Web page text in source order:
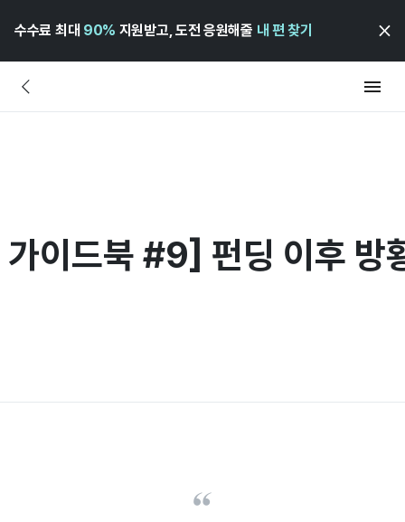
수수료 최대 90% 지원받고, 도전 응원해줄 내 편 찾기
이드북 #9] 펀딩 이후 방